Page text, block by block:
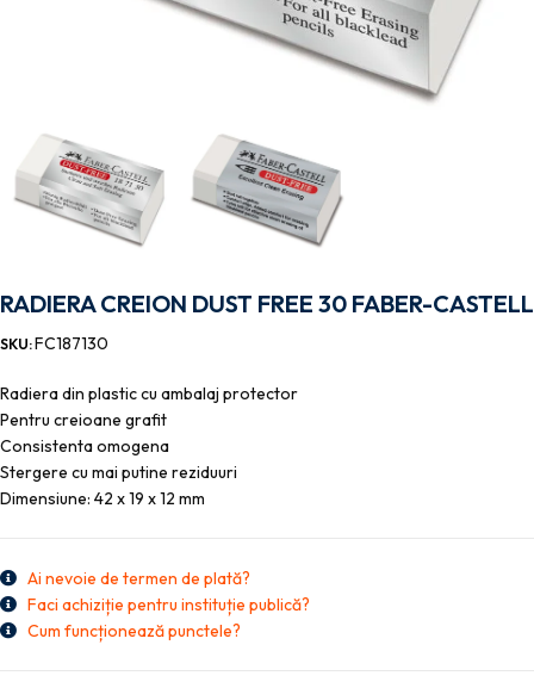
RADIERA CREION DUST FREE 30 FABER-CASTELL
SKU:FC187130
Radiera din plastic cu ambalaj protector
Pentru creioane grafit
Consistenta omogena
Stergere cu mai putine reziduuri
Dimensiune: 42 x 19 x 12 mm
Ai nevoie de termen de plată?
Faci achiziție pentru instituție publică?
Cum funcționează punctele?